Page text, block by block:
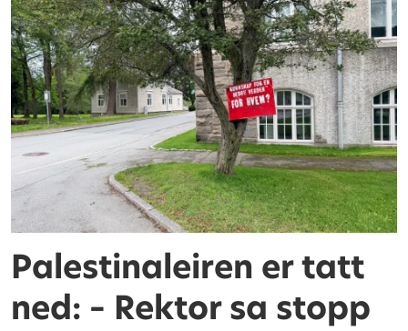
Palestinaleiren er tatt
ned: – Rektor sa stopp